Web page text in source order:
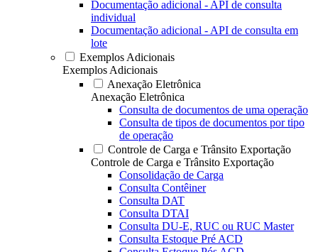
Documentação adicional - API de consulta
individual
Documentação adicional - API de consulta em
lote
Exemplos Adicionais
Exemplos Adicionais
Anexação Eletrônica
Anexação Eletrônica
Consulta de documentos de uma operação
Consulta de tipos de documentos por tipo
de operação
Controle de Carga e Trânsito Exportação
Controle de Carga e Trânsito Exportação
Consolidação de Carga
Consulta Contêiner
Consulta DAT
Consulta DTAI
Consulta DU-E, RUC ou RUC Master
Consulta Estoque Pré ACD